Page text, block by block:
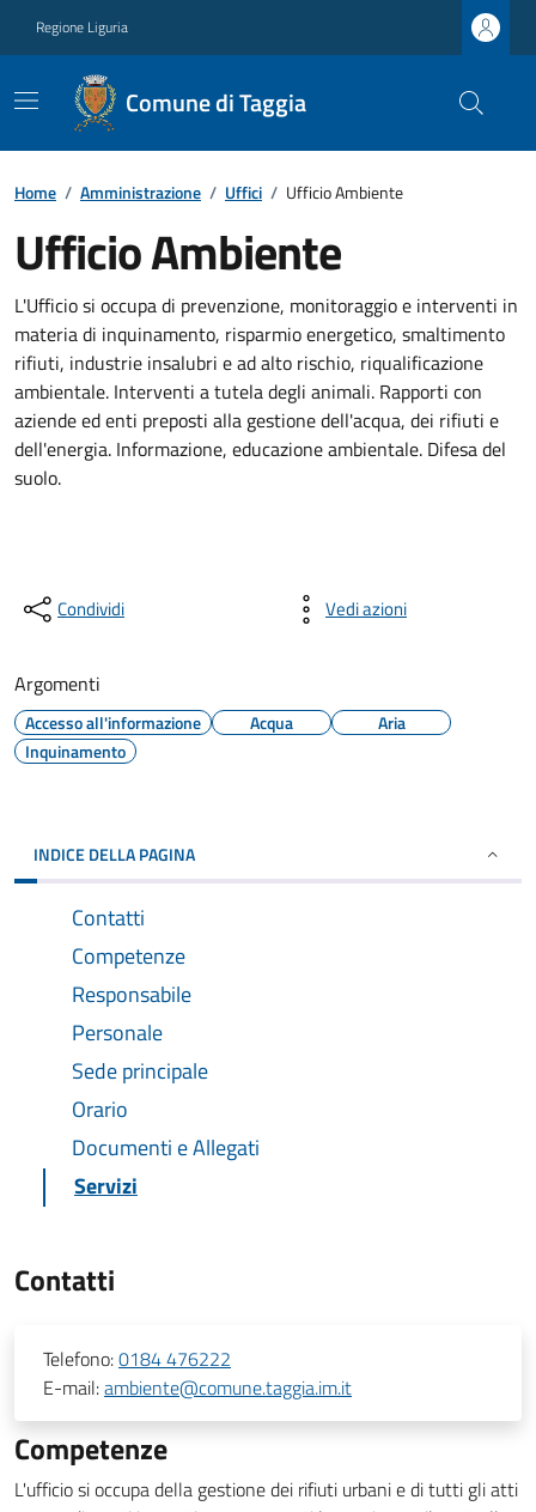
Regione Liguria
Comune di Taggia
Home / Amministrazione / Uffici / Ufficio Ambiente
Ufficio Ambiente
L'Ufficio si occupa di prevenzione, monitoraggio e interventi in
materia di inquinamento, risparmio energetico, smaltimento
rifiuti, industrie insalubri e ad alto rischio, riqualificazione
ambientale. Interventi a tutela degli animali. Rapporti con
aziende ed enti preposti alla gestione dell'acqua, dei rifiuti e
dell'energia. Informazione, educazione ambientale. Difesa del
suolo.
Condividi Vedi azioni
Argomenti
Accesso all'informazione Acqua
Aria
Inquinamento
INDICE DELLA PAGINA
Contatti
Competenze
Responsabile
Personale
Sede principale
Orario
Documenti e Allegati
Servizi
Contatti
Telefono:0184 476222
E-mail:ambiente@comune.taggia.im.it
Competenze
L'ufficio si occupa della gestione dei rifiuti urbani e di tutti gli atti